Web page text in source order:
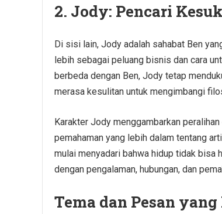
2. Jody: Pencari
Di sisi lain, Jody adalah sahabat Ben
lebih sebagai peluang bisnis dan cara
berbeda dengan Ben, Jody tetap
merasa kesulitan untuk mengimbangi
Karakter Jody menggambarkan
pemahaman yang lebih dalam tentang
mulai menyadari bahwa hidup tidak bisa
dengan pengalaman, hubungan, dan
Tema dan Pesan